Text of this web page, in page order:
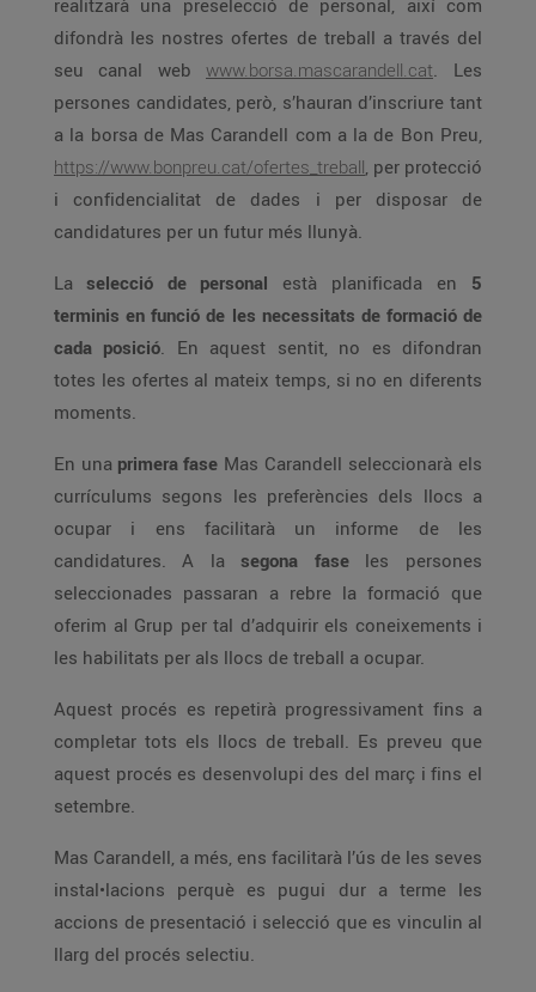
realitzarà una preselecció de personal, així com
difondrà les nostres ofertes de treball a través del
seu canal web www.borsa.mascarandell.cat. Les
persones candidates, però, s’hauran d’inscriure tant
a la borsa de Mas Carandell com a la de Bon Preu,
https://www.bonpreu.cat/ofertes_treball, per protecció
i confidencialitat de dades i per disposar de
candidatures per un futur més llunyà.
La selecció de personal està planificada en 5
terminis en funció de les necessitats de formació de
cada posició. En aquest sentit, no es difondran
totes les ofertes al mateix temps, si no en diferents
moments.
En una primera fase Mas Carandell seleccionarà els
currículums segons les preferències dels llocs a
ocupar i ens facilitarà un informe de les
candidatures. A la segona fase les persones
seleccionades passaran a rebre la formació que
oferim al Grup per tal d’adquirir els coneixements i
les habilitats per als llocs de treball a ocupar.
Aquest procés es repetirà progressivament fins a
completar tots els llocs de treball. Es preveu que
aquest procés es desenvolupi des del març i fins el
setembre.
Mas Carandell, a més, ens facilitarà l’ús de les seves
instal•lacions perquè es pugui dur a terme les
accions de presentació i selecció que es vinculin al
llarg del procés selectiu.